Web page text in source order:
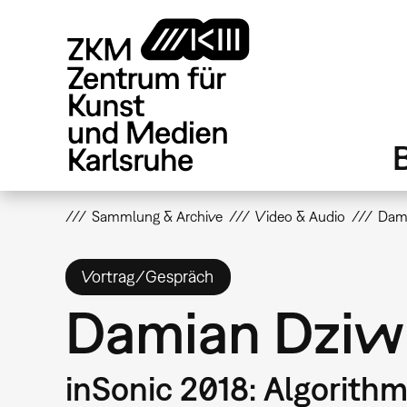
Sammlung & Archive Video & Audio
Vortrag/Gespräch
Damian
inSonic 2018: